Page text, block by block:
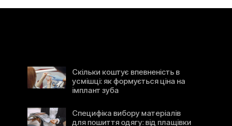
Скільки коштує впевненість в
усмішці: як формується ціна на
імплант зуба
Специфіка вибору матеріалів
для пошиття одягу: від плащівки